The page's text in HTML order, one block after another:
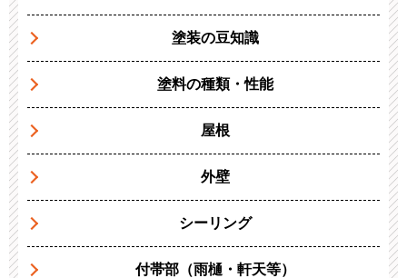
塗装の豆知識
塗料の種類・性能
屋根
外壁
シーリング
付帯部（雨樋・軒天等）